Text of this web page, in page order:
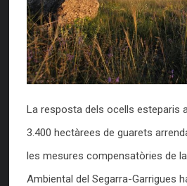
La resposta dels ocells esteparis
3.400 hectàrees de guarets
les mesures compensatòries de
Ambiental del Segarra-Garrigues